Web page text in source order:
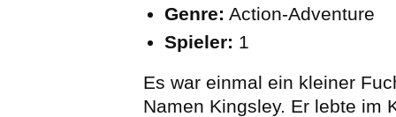
Genre: Action-Adventure
Spieler: 1
Es war einmal ein kleiner
Namen Kingsley. Er lebte im